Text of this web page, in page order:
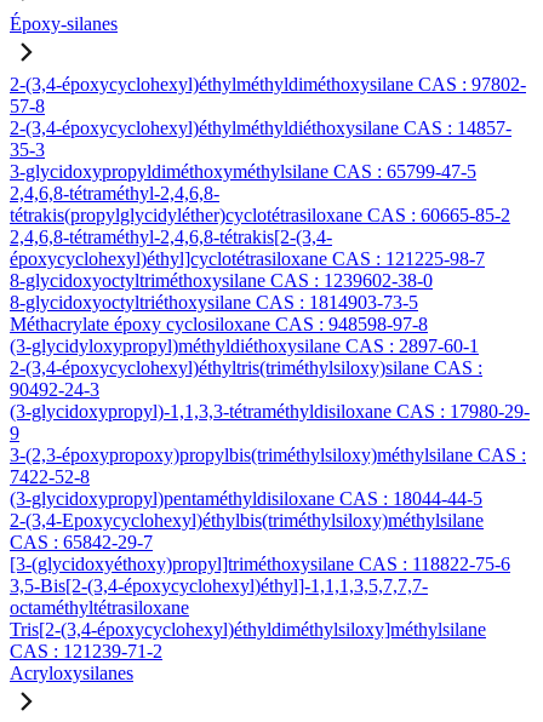
Époxy-silanes
2-(3,4-époxycyclohexyl)éthylméthyldiméthoxysilane CAS : 97802-
57-8
2-(3,4-époxycyclohexyl)éthylméthyldiéthoxysilane CAS : 14857-
35-3
3-glycidoxypropyldiméthoxyméthylsilane CAS : 65799-47-5
2,4,6,8-tétraméthyl-2,4,6,8-
tétrakis(propylglycidyléther)cyclotétrasiloxane CAS : 60665-85-2
2,4,6,8-tétraméthyl-2,4,6,8-tétrakis[2-(3,4-
époxycyclohexyl)éthyl]cyclotétrasiloxane CAS : 121225-98-7
8-glycidoxyoctyltriméthoxysilane CAS : 1239602-38-0
8-glycidoxyoctyltriéthoxysilane CAS : 1814903-73-5
Méthacrylate époxy cyclosiloxane CAS : 948598-97-8
(3-glycidyloxypropyl)méthyldiéthoxysilane CAS : 2897-60-1
2-(3,4-époxycyclohexyl)éthyltris(triméthylsiloxy)silane CAS :
90492-24-3
(3-glycidoxypropyl)-1,1,3,3-tétraméthyldisiloxane CAS : 17980-29-
9
3-(2,3-époxypropoxy)propylbis(triméthylsiloxy)méthylsilane CAS :
7422-52-8
(3-glycidoxypropyl)pentaméthyldisiloxane CAS : 18044-44-5
2-(3,4-Epoxycyclohexyl)éthylbis(triméthylsiloxy)méthylsilane
CAS : 65842-29-7
[3-(glycidoxyéthoxy)propyl]triméthoxysilane CAS : 118822-75-6
3,5-Bis[2-(3,4-époxycyclohexyl)éthyl]-1,1,1,3,5,7,7,7-
octaméthyltétrasiloxane
Tris[2-(3,4-époxycyclohexyl)éthyldiméthylsiloxy]méthylsilane
CAS : 121239-71-2
Acryloxysilanes